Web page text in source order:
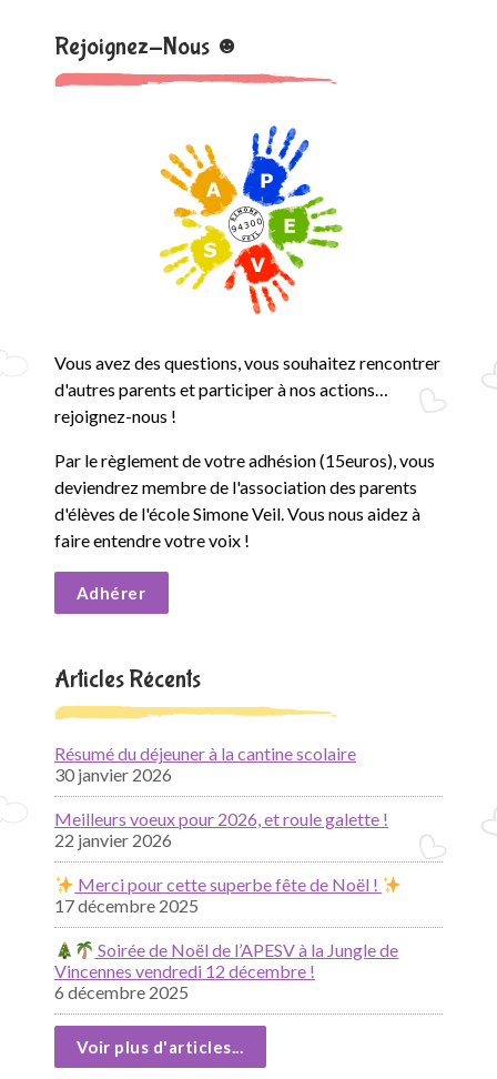
Rejoignez-Nous ☻
Vous avez des questions, vous souhaitez rencontrer
d'autres parents et participer à nos actions…
rejoignez-nous !
Par le règlement de votre adhésion (15euros), vous
deviendrez membre de l'association des parents
d'élèves de l'école Simone Veil. Vous nous aidez à
faire entendre votre voix !
Adhérer
Articles Récents
Résumé du déjeuner à la cantine scolaire
30 janvier 2026
Meilleurs voeux pour 2026, et roule galette !
22 janvier 2026
Merci pour cette superbe fête de Noël !
17 décembre 2025
Soirée de Noël de l’APESV à la Jungle de
Vincennes vendredi 12 décembre !
6 décembre 2025
Voir plus d'articles...